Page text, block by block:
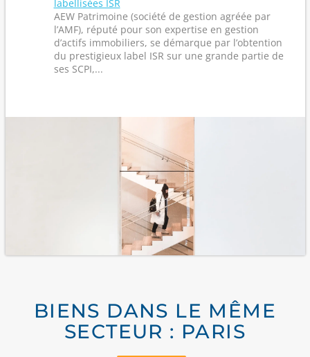
labellisées ISR
AEW Patrimoine (société de gestion agréée par
l’AMF), réputé pour son expertise en gestion
d’actifs immobiliers, se démarque par l’obtention
du prestigieux label ISR sur une grande partie de
ses SCPI,...
BIENS DANS LE MÊME
SECTEUR : PARIS